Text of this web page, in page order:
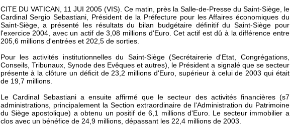
CITE DU VATICAN, 11 JUI 2005 (VIS). Ce matin, près la Salle-de-Presse du Saint-Siège, le
Cardinal Sergio Sebastiani, Président de la Préfecture pour les Affaires économiques du
Saint-Siège, a présenté les résultats du bilan budgétaire définitif du Saint-Siège pour
l'exercice 2004, avec un actif de 3,08 millions d'Euro. Cet actif est dû à la différence entre
205,6 millions d'entrées et 202,5 de sorties.
Pour les activités institutionnelles du Saint-Siège (Secrétairerie d'Etat, Congrégations,
Conseils, Tribunaux, Synode des Evêques et autres), le Président a signalé que se secteur
présente à la clôture un déficit de 23,2 millions d'Euro, supérieur à celui de 2003 qui était
de 19,7 millions.
Le Cardinal Sebastiani a ensuite affirmé que le secteur des activités financières (s7
administrations, principalement la Section extraordinaire de l'Administration du Patrimoine
du Siège apostolique) a obtenu un positif de 6,1 millions d'Euro. Le secteur immobilier a
clos avec un bénéfice de 24,9 millions, dépassant les 22,4 millions de 2003.